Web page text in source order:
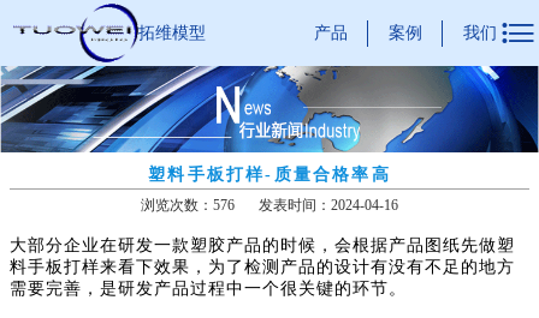
拓维模型 产品 案例 我们 
塑料手板打样-质量合格率高
浏览次数：576 发表时间：2024-04-16
大部分企业在研发一款塑胶产品的时候，会根据产品图纸先做塑
料手板打样来看下效果，为了检测产品的设计有没有不足的地方
需要完善，是研发产品过程中一个很关键的环节。